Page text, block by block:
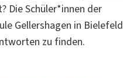
Die Schüler*innen der
Gellershagen in Bielefeld
zu finden.